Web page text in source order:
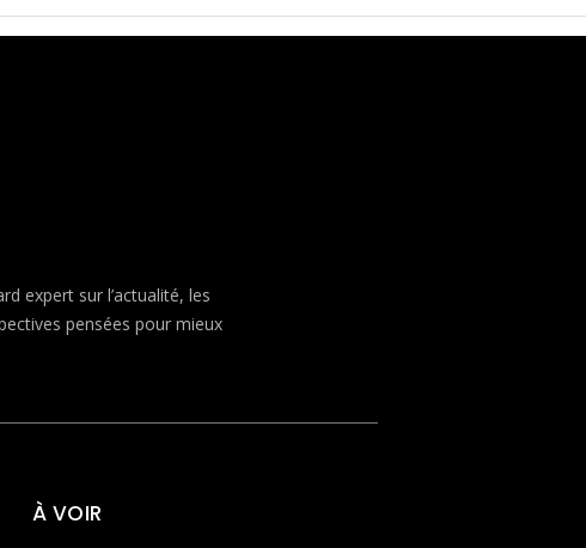
expert sur l’actualité, les
pensées pour mieux
À VOIR